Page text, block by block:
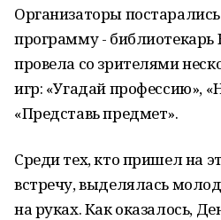
Организаторы
программу - библиотекарь
провела со зрителями
игр: «Угадай профессию»,
«Представь предмет».
Среди тех, кто пришел на
встречу, выделялась
на руках. Как оказалось,